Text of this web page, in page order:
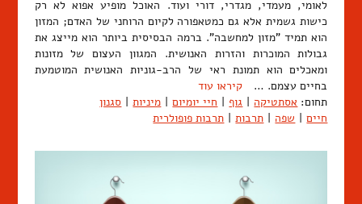
לאומי, מעמדי, מגדרי, דורי ועוד. האוכל מופיע אפוא לא רק
כישות גשמית אלא גם כמטאפורה לקיום הרוחני של האדם; המזון
הוא תמיד "מזון למחשבה". ברמה הבסיסית ביותר הוא מייצג את
גבולות המוכרות והזרות האנושית. המגוון העצום של מזונות
ומאכלים הוא תמונת ראי של הרב-גוניות האנושית המוטמעת
בחיים עצמם. … קיראו עוד
תחום: אסתטיקה גוף חיי יומיום מיניות
סגנון
חיים
שפה תרבות תרבות פופולרית